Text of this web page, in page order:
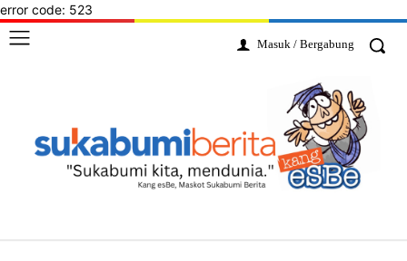
error code: 523
Masuk / Bergabung